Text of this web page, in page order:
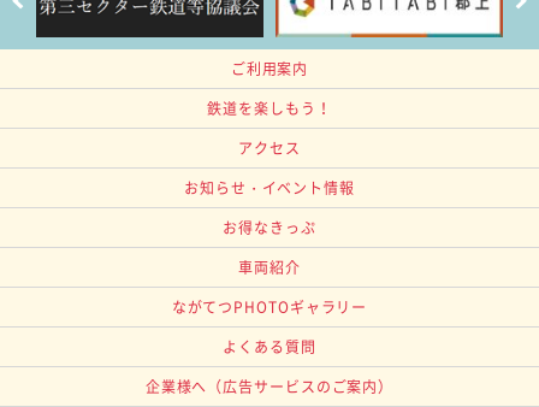
ご利用案内
鉄道を楽しもう！
アクセス
お知らせ・イベント情報
お得なきっぷ
車両紹介
ながてつPHOTOギャラリー
よくある質問
企業様へ （広告サービスのご案内）